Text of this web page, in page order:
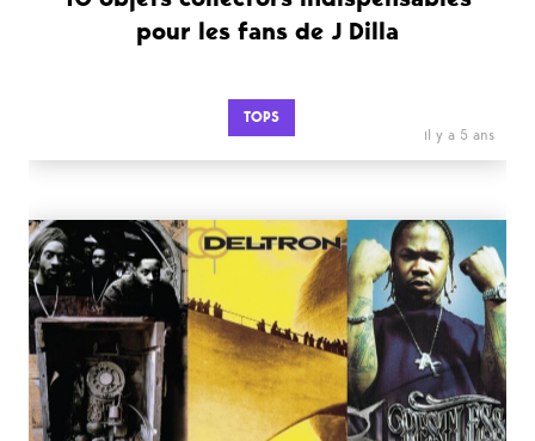
pour les fans de J Dilla
TOPS
il y a 5 ans